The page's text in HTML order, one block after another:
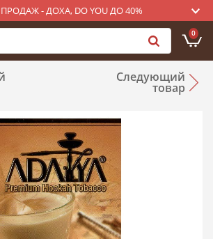
- ДОХА, DO YOU ДО 40%
0
Следующий
товар